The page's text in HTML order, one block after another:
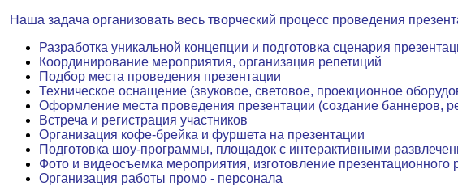
Наша задача организовать весь творческий процесс проведения
Разработка уникальной концепции и подготовка сценария
Координирование мероприятия, организация репетиций
Подбор места проведения презентации
Техническое оснащение (звуковое, световое, проекционное
Оформление места проведения презентации (создание баннеров,
Встреча и регистрация участников
Организация кофе-брейка и фуршета на презентации
Подготовка шоу-программы, площадок с интерактивными
Фото и видеосъемка мероприятия, изготовление презентационного
Организация работы промо - персонала